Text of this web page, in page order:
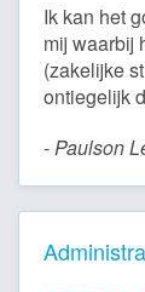
Ik kan het
mij waarbij
(zakelijke
ontiegelijk
- Paulson